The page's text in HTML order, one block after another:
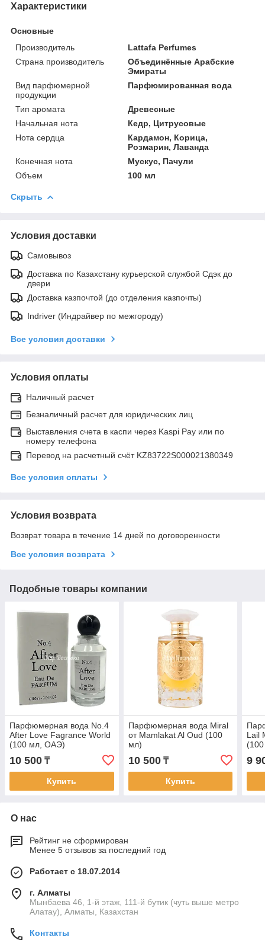
Характеристики
Основные
Производитель
Lattafa Perfumes
Страна производитель
Объединённые Арабские
Эмираты
Вид парфюмерной
продукции
Парфюмированная вода
Тип аромата
Древесные
Начальная нота
Кедр, Цитрусовые
Нота сердца
Кардамон, Корица,
Розмарин, Лаванда
Конечная нота
Мускус, Пачули
Объем
100 мл
Скрыть
Условия доставки
Самовывоз
Доставка по Казахстану курьерской службой Сдэк до
двери
Доставка казпочтой (до отделения казпочты)
Indriver (Индрайвер по межгороду)
Все условия доставки
Условия оплаты
Наличный расчет
Безналичный расчет для юридических лиц
Выставления счета в каспи через Kaspi Pay или по
номеру телефона
Перевод на расчетный счёт KZ83722S000021380349
Все условия оплаты
Условия возврата
Возврат товара в течение 14 дней по договоренности
Все условия возврата
Подобные товары компании
Парфюмерная вода No.4
After Love Fagrance World
(100 мл, ОАЭ)
10 500 ₸
Купить
Парфюмерная вода Miral
от Mamlakat Al Oud (100
мл)
10 500₸
Купить
Lail
9
О нас
Рейтинг не сформирован
Менее 5 отзывов за последний год
Работает с 18.07.2014
г. Алматы
Мынбаева 46, 1-й этаж, 111-й бутик (чуть выше метро
Алатау), Алматы, Казахстан
Контакты